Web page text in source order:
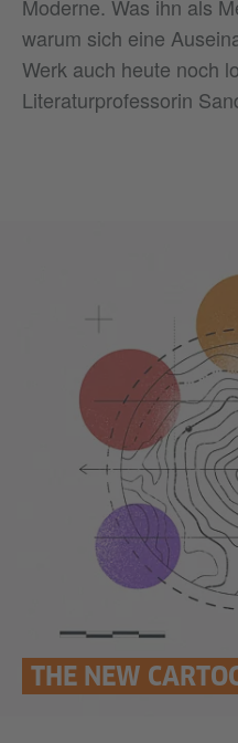
Moderne. Was ihn als
warum sich eine
Werk auch heute noch
Literaturprofessorin
THE NEW